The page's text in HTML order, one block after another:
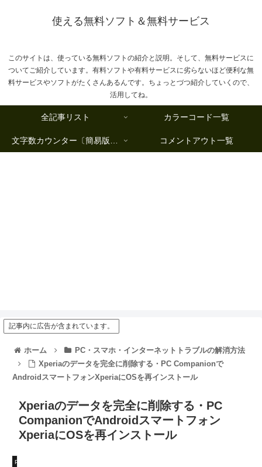
使える無料ソフト＆無料サービス
このサイトは、使っている無料ソフトの紹介と説明。そして、無料サービスに
ついてご紹介しています。有料ソフトや有料サービスに劣らないほど便利な無
料サービスやソフトがたくさんあるんです。ちょっとづつ紹介していくので、
活用してね。
全記事リスト カラーコード一覧
文字数カウンター〔簡易版複数行タイプ〕 コメントアウト一覧
記事内に広告が含まれています。
ホーム
PC・スマホ・インターネットトラブルの解消方法
Xperiaのデータを完全に削除する・PC Companionで
AndroidスマートフォンXperiaにOSを再インストール
Xperiaのデータを完全に削除する・PC
CompanionでAndroidスマートフォン
XperiaにOSを再インストール
PC・スマホ・インターネットトラブルの解消方法